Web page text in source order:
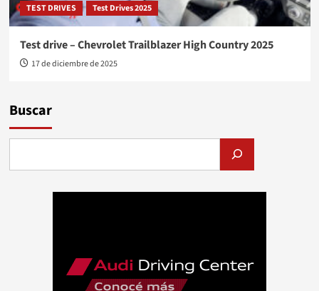
TEST DRIVES Test Drives 2025
Test drive – Chevrolet Trailblazer High Country 2025
17 de diciembre de 2025
Buscar